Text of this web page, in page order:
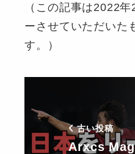
（この記事は2022
ーさせていただいた
す。）
古い投稿
Arxcs